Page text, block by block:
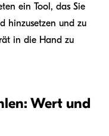
ein Tool, das Sie
hinzusetzen und zu
in die Hand zu
Wert und